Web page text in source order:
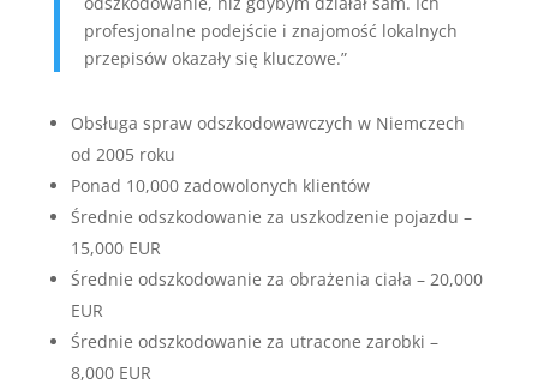
profesjonalne podejście i znajomość lokalnych
przepisów okazały się kluczowe.”
Obsługa spraw odszkodowawczych w Niemczech
od 2005 roku
Ponad 10,000 zadowolonych klientów
Średnie odszkodowanie za uszkodzenie pojazdu –
15,000 EUR
Średnie odszkodowanie za obrażenia ciała – 20,000
EUR
Średnie odszkodowanie za utracone zarobki –
8,000 EUR